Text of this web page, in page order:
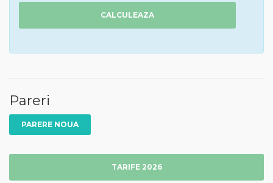
CALCULEAZA
Pareri
PARERE NOUA
TARIFE 2026